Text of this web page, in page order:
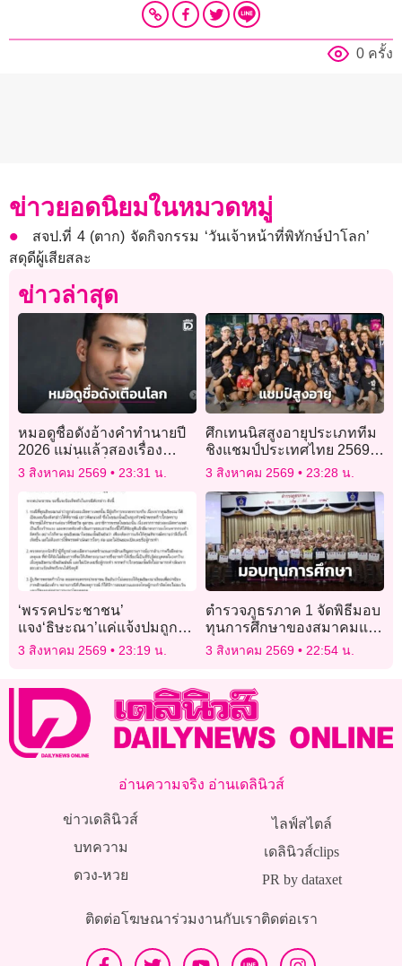
0 ครั้ง
ข่าวยอดนิยมในหมวดหมู่
สจป.ที่ 4 (ตาก) จัดกิจกรรม ‘วันเจ้าหน้าที่พิทักษ์ป่าโลก’
สดุดีผู้เสียสละ
ข่าวล่าสุด
หมอดูชื่อดังอ้างคำทำนายปี
2026 แม่นแล้วสองเรื่อง
เตือนภัยเรื่องที่สามกำลังก่อ
3 สิงหาคม 2569 23:31 น.
ศึกเทนนิสสูงอายุประเภททีม
ชิงแชมป์ประเทศไทย 2569″
ทำสถิตินักกีฬาร่วมชิงชัย
3 สิงหาคม 2569 23:28 น.
‘พรรคประชาชน’
แจง‘ธิษะณา’แค่แจ้งปมถูก
ละเมิด ไม่ขอให้ดำเนินการ
3 สิงหาคม 2569 23:19 น.
ตำรวจภูธรภาค 1 จัดพิธีมอบ
ทุนการศึกษาของสมาคมแม่
บ้านตำรวจ ประจำปี 2569
3 สิงหาคม 2569 22:54 น.
อ่านความจริง อ่านเดลินิวส์
ข่าวเดลินิวส์
บทความ
ดวง-หวย
ไลฟ์สไตล์
เดลินิวส์clips
PR by dataxet
ติดต่อโฆษณาร่วมงานกับเราติดต่อเรา